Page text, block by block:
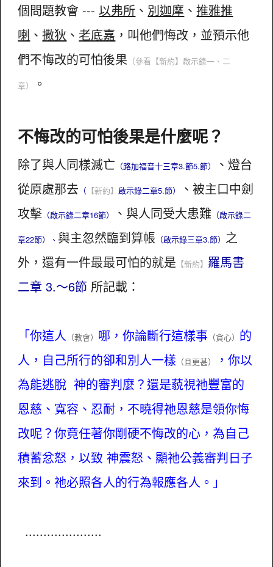
個問題教會 --- 以弗所 、 別迦摩 、推雅推
喇 、撒狄 、 老底嘉 ，叫他們悔改，並預示他
們不悔改的可怕後果 （參看【新約】啟示錄一、二
章） 。
不悔改的可怕後果是什麼呢？
除了與人同樣滅亡 （路加福音十三章3.節5.節）
、燈台
從原處那去 （ 【新約】啟示錄二章5.節）
、被主口中劍
攻擊 （啟示錄二章16節） 、與人同受大患難 （啟示錄二
章22節）、 與主忽然臨到算帳 （啟示錄三章3.節） 之
外，還有一件最最可怕的就是 【新約】 羅馬書
二章 3.～6節 所記載：
「你這人 （教會） 哪，你論斷行這樣事 （貪心） 的
人，自己所行的卻和別人一樣 （且更甚）
，你以
為能逃脫 神的審判麼？還是藐視祂豐富的
恩慈、寬容、忍耐，不曉得祂恩慈是領你悔
改呢？你竟任著你剛硬不悔改的心，為自己
積蓄忿怒，以致 神震怒、顯祂公義審判日子
來到。祂必照各人的行為報應各人。」
.....................